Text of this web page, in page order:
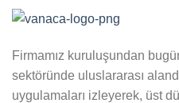
Firmamız kuruluşundan
sektöründe uluslararası
uygulamaları izleyerek, üst